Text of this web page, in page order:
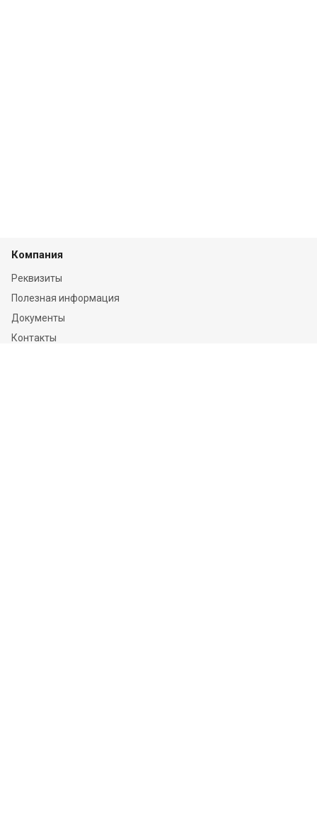
Компания
Реквизиты
Полезная информация
Документы
Контакты